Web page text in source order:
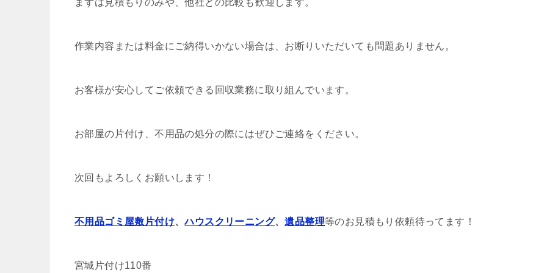
作業内容または料金にご納得いかない場合は、お断りいただいても問題ありません。
お客様が安心してご依頼できる回収業務に取り組んでいます。
お部屋の片付け、不用品の処分の際にはぜひご連絡をください。
次回もよろしくお願いします！
不用品ゴミ屋敷片付け、ハウスクリーニング、遺品整理等のお見積もり依頼待ってます！
宮城片付け110番